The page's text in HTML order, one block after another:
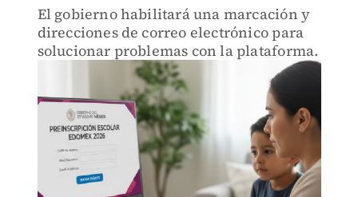
El gobierno habilitará una marcación y
direcciones de correo electrónico para
solucionar problemas con la plataforma.